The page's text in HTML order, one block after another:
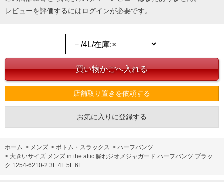
レビューを評価するにはログインが必要です。
店舗取り置きを依頼する
お気に入りに登録する
ホーム > メンズ > ボトム・スラックス > ハーフパンツ
> 大きいサイズ メンズ in the attic 膨れジオメジャガード ハーフパンツ ブラッ
ク 1254-6210-2 3L 4L 5L 6L